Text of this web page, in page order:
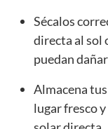
Sécalos
directa al sol
puedan
Almacena
lugar fresco